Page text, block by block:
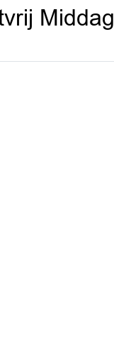
Middag